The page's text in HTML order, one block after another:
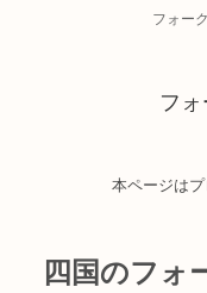
フォー
フ
本ページは
四国のフォ